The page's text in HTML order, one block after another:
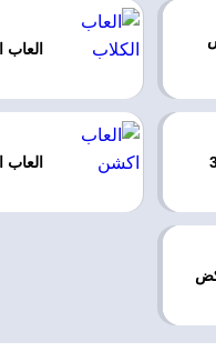
العاب